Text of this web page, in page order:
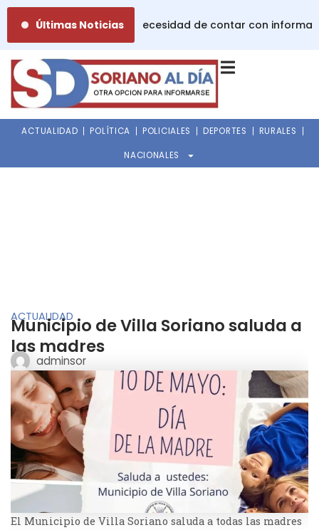
contenido
Últimas Noticias
de la lactancia: la necesidad de contar con
ACTUALIDAD POLÍTICA POLICIALES DEPORTES RURALES
NACIONALES
ACTUALIDAD
Municipio de Villa Soriano saluda a
las madres
adminsor
El Municipio de Villa Soriano saluda a todas las madres